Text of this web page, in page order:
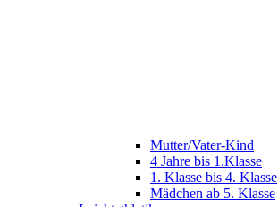
Mutter/Vater-Kind
4 Jahre bis 1.Klasse
1. Klasse bis 4. Klasse
Mädchen ab 5. Klasse